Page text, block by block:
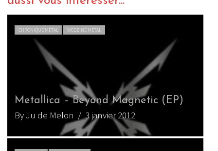
CHRONIQUE METAL WEBZINE METAL
Newsted – Metal (EP)
By Karnogal/ 14 janvier 2013